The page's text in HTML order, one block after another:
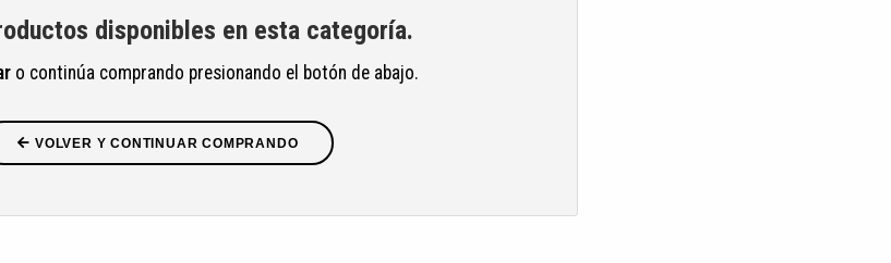
disponibles en esta categoría.
o continúa comprando presionando el botón de abajo.
VOLVER Y CONTINUAR COMPRANDO